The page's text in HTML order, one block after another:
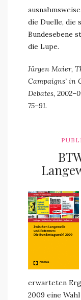
die Duelle, die
Bundesebene
die Lupe.
Jürgen Maier,
Campaigns’ in
Debates,
75–91.
erwarteten
2009 eine